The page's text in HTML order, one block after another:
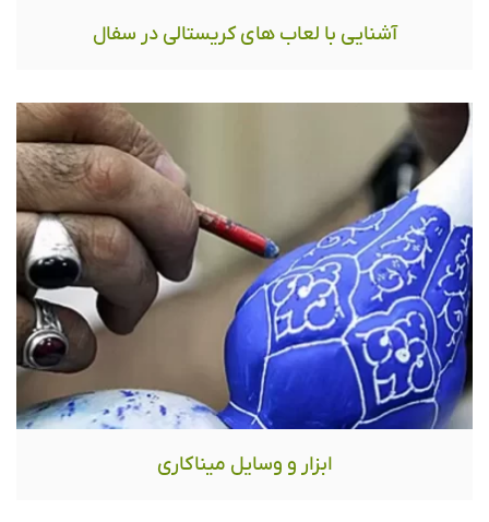
آشنایی با لعاب های کریستالی در سفال
ابزار و وسایل میناکاری